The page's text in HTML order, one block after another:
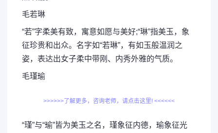
毛若琳
“若”字柔美有致，寓意如愿与美好;“琳”指美玉，象
征珍贵和出众。名字如“若琳”，有如玉般温润之
姿，表达出女子柔中带刚、内秀外雅的气质。
毛瑾瑜
>>>>>>了解更多，咨询老师，请点击这里! <<<<<<
“瑾”与“瑜”皆为美玉之名，瑾象征内德，瑜象征光